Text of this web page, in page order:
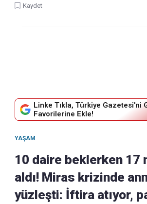
Kaydet
Linke Tıkla, Türkiye Gazetesi'ni
Favorilerine Ekle!
YAŞAM
10 daire beklerken 17
aldı! Miras krizinde
yüzleşti: İftira atıyor,